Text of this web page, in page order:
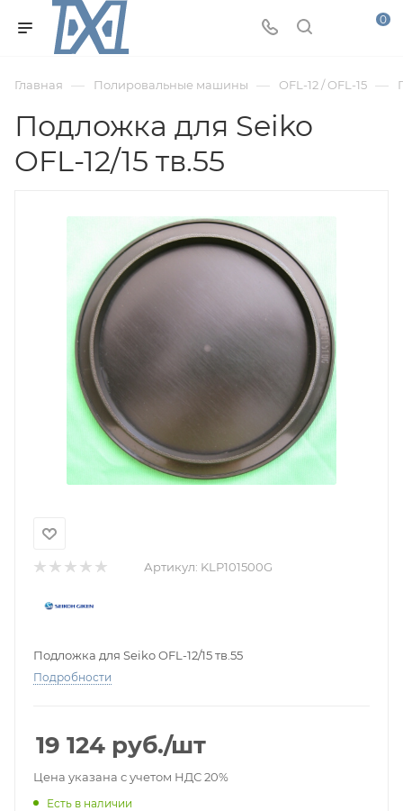
0
Главная — Полировальные машины — OFL-12 / OFL-15 —
Подложка для Seiko
OFL-12/15 тв.55
Артикул: KLP101500G
Подложка для Seiko OFL-12/15 тв.55
Подробности
19 124 руб./шт
Цена указана с учетом НДС 20%
Есть в наличии